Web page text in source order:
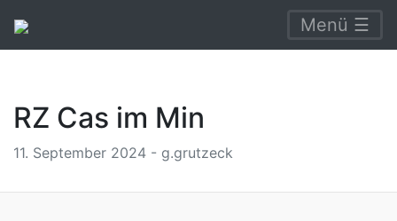
Menü ☰
RZ Cas im Min
11. September 2024 - g.grutzeck